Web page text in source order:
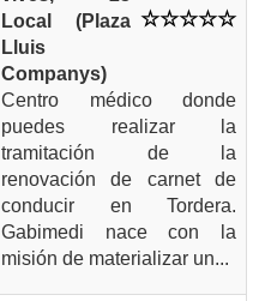
Local (Plaza
Lluis
Companys)
Centro médico donde
puedes realizar la
tramitación de la
renovación de carnet de
conducir en Tordera.
Gabimedi nace con la
misión de materializar un...